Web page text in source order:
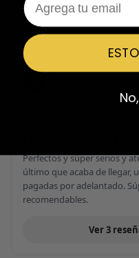
embolsado, zapas de
Travis Scott
Javier Victorio
Perfectos y súper serios y
último que acaba de llegar,
pagadas por adelantado.
recomendables.
Ver 3